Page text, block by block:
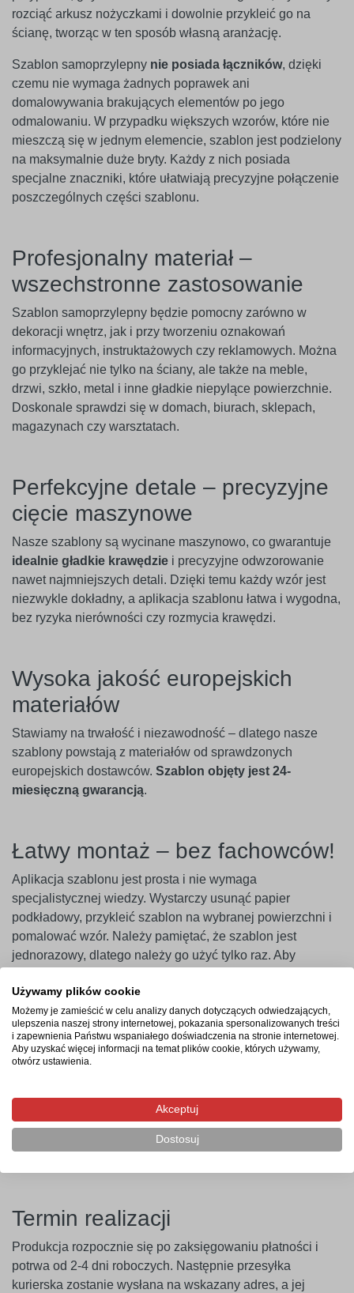
rozciąć arkusz nożyczkami i dowolnie przykleić go na
ścianę, tworząc w ten sposób własną aranżację.
Szablon samoprzylepny nie posiada łączników, dzięki
czemu nie wymaga żadnych poprawek ani
domalowywania brakujących elementów po jego
odmalowaniu. W przypadku większych wzorów, które nie
mieszczą się w jednym elemencie, szablon jest podzielony
na maksymalnie duże bryty. Każdy z nich posiada
specjalne znaczniki, które ułatwiają precyzyjne połączenie
poszczególnych części szablonu.
Profesjonalny materiał –
wszechstronne zastosowanie
Szablon samoprzylepny będzie pomocny zarówno w
dekoracji wnętrz, jak i przy tworzeniu oznakowań
informacyjnych, instruktażowych czy reklamowych. Można
go przyklejać nie tylko na ściany, ale także na meble,
drzwi, szkło, metal i inne gładkie niepylące powierzchnie.
Doskonale sprawdzi się w domach, biurach, sklepach,
magazynach czy warsztatach.
Perfekcyjne detale – precyzyjne
cięcie maszynowe
Nasze szablony są wycinane maszynowo, co gwarantuje
idealnie gładkie krawędzie i precyzyjne odwzorowanie
nawet najmniejszych detali. Dzięki temu każdy wzór jest
niezwykle dokładny, a aplikacja szablonu łatwa i wygodna,
bez ryzyka nierówności czy rozmycia krawędzi.
Wysoka jakość europejskich
materiałów
Stawiamy na trwałość i niezawodność – dlatego nasze
szablony powstają z materiałów od sprawdzonych
europejskich dostawców. Szablon objęty jest 24-
miesięczną gwarancją.
Łatwy montaż – bez fachowców!
Aplikacja szablonu jest prosta i nie wymaga
specjalistycznej wiedzy. Wystarczy usunąć papier
podkładowy, przykleić szablon na wybranej powierzchni i
pomalować wzór. Należy pamiętać, że szablon jest
jednorazowy, dlatego należy go użyć tylko raz. Aby
ciągu 14 dni od zakupu.
Ważne! Szablony najlepiej przylegają do gładkich i
niepylących powierzchni. W przypadku ścian pokrytych
farbami o wysokiej zawartości lateksu (np. ceramicznymi,
przeprowadzenie próby przyczepności. Producent nie
ponosi odpowiedzialności za nieprawidłowe zastosowanie
produktu. Szablon należy montować minimum 14 dni po
Termin realizacji
Produkcja rozpocznie się po zaksięgowaniu płatności i
potrwa od 2-4 dni roboczych. Następnie przesyłka
kurierska zostanie wysłana na wskazany adres, a jej
Używamy plików cookie
Możemy je zamieścić w celu analizy danych dotyczących odwiedzających,
ulepszenia naszej strony internetowej, pokazania spersonalizowanych treści
i zapewnienia Państwu wspaniałego doświadczenia na stronie internetowej.
Aby uzyskać więcej informacji na temat plików cookie, których używamy,
otwórz ustawienia.
Akceptuj
Dostosuj